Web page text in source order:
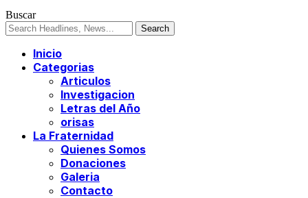
Buscar
Inicio
Categorias
Articulos
Investigacion
Letras del Año
orisas
La Fraternidad
Quienes Somos
Donaciones
Galeria
Contacto